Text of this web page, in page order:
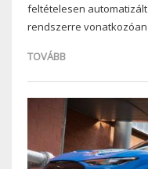
feltételesen
rendszerre
TOVÁBB